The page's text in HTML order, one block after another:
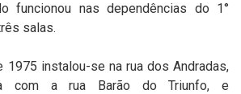
funcionou nas dependências do 1°
salas.
1975 instalou-se na rua dos Andradas,
com a rua Barão do Triunfo, e